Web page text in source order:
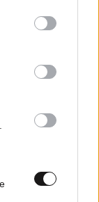
may click to
party tags to
below Google
τους